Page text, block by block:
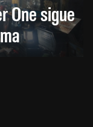
One sigue